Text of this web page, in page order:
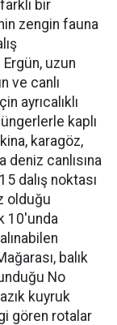
bir
zengin fauna
uzun
ve canlı
ayrıcalıklı
kaplı
karagöz,
canlısına
dalış noktası
olduğu
10'unda
balık
No
kuyruk
gören rotalar